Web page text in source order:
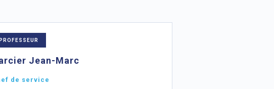
PROFESSEUR
Jean-Marc
de service